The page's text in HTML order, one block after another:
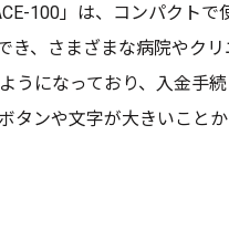
100」は、コンパクト
き、さまざまな病院やク
うになっており、入金手
タンや文字が大きいこと